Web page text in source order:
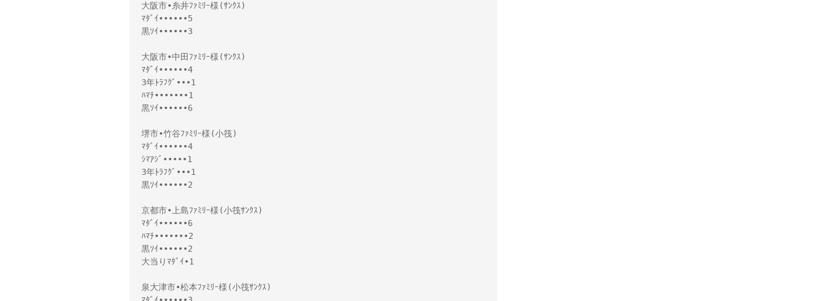
大阪市•糸井ﾌｧﾐﾘｰ様(ｻﾝｸｽ)
ﾏﾀﾞｲ••••••5
黒ｿｲ••••••3
大阪市•中田ﾌｧﾐﾘｰ様(ｻﾝｸｽ)
ﾏﾀﾞｲ••••••4
3年ﾄﾗﾌｸﾞ•••1
ﾊﾏﾁ•••••••1
黒ｿｲ••••••6
堺市•竹谷ﾌｧﾐﾘｰ様(小筏)
ﾏﾀﾞｲ••••••4
ｼﾏｱｼﾞ•••••1
3年ﾄﾗﾌｸﾞ•••1
黒ｿｲ••••••2
京都市•上島ﾌｧﾐﾘｰ様(小筏ｻﾝｸｽ)
ﾏﾀﾞｲ••••••6
ﾊﾏﾁ•••••••2
黒ｿｲ••••••2
大当りﾏﾀﾞｲ•1
泉大津市•松本ﾌｧﾐﾘｰ様(小筏ｻﾝｸｽ)